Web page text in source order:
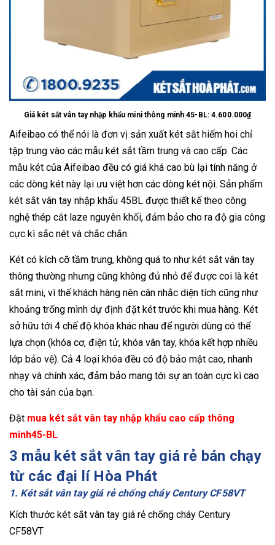
Giá két sắt vân tay nhập khẩu mini thông minh 45-BL: 4.600.000₫
Aifeibao có thể nói là đơn vị sản xuất két sắt hiếm hoi chỉ
tập trung vào các mẫu két sắt tầm trung và cao cấp. Các
mẫu két của Aifeibao đều có giá khá cao bù lại tính năng ở
các dòng két này lại ưu việt hơn các dòng két nội. Sản phẩm
két sắt vân tay nhập khẩu 45BL được thiết kế theo công
nghệ thép cắt laze nguyên khối, đảm bảo cho ra độ gia công
cực kì sắc nét và chắc chắn.
Két có kích cỡ tầm trung, không quá to như két sắt vân tay
thông thường nhưng cũng không đủ nhỏ để được coi là két
sắt mini, vì thế khách hàng nên cân nhắc diện tích cũng như
khoảng trống mình dự định đặt két trước khi mua hàng. Két
sở hữu tới 4 chế độ khóa khác nhau để người dùng có thể
lựa chọn (khóa cơ, điện tử, khóa vân tay, khóa kết hợp nhiều
lớp bảo vệ). Cả 4 loại khóa đều có độ bảo mật cao, nhanh
nhạy và chính xác, đảm bảo mang tới sự an toàn cực kì cao
cho tài sản của bạn.
Đặt mua két sắt vân tay nhập khẩu cao cấp thông
minh45-BL
3 mẫu két sắt vân tay giá rẻ bán chạy
từ các đại lí Hòa Phát
1. Két sắt vân tay giá rẻ chống cháy Century CF58VT
Kích thước két sắt vân tay giá rẻ chống cháy Century
CF58VT